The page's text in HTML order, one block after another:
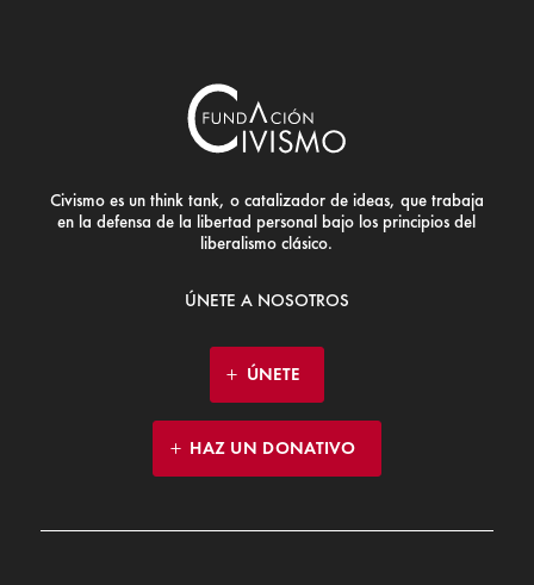
Civismo es un think tank, o catalizador de ideas, que trabaja
en la defensa de la libertad personal bajo los principios del
liberalismo clásico.
ÚNETE A NOSOTROS
ÚNETE
HAZ UN DONATIVO